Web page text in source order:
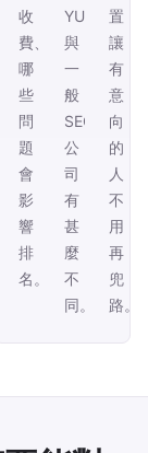
收
費、
哪
些
問
題
會
影
響
排
名。
YUSIHK
與
一
般
SEO
公
司
有
甚
麼
不
同。
置，
讓
有
意
向
的
人
不
用
再
兜
路。